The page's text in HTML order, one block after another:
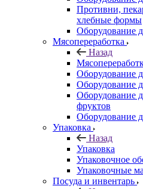
Противни,
хлебные формы
Оборудование
Мясопереработка
Назад
Оборудование
Оборудование
Оборудование
фруктов
Оборудование
Упаковка
Назад
Упаковка
Упаковочное
Упаковочные
Посуда и инвентарь